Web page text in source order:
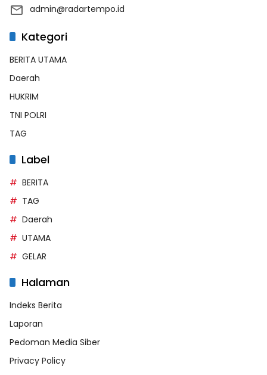
admin@radartempo.id
Kategori
BERITA UTAMA
Daerah
HUKRIM
TNI POLRI
TAG
Label
BERITA
TAG
Daerah
UTAMA
GELAR
Halaman
Indeks Berita
Laporan
Pedoman Media Siber
Privacy Policy